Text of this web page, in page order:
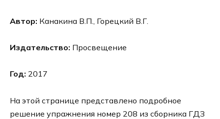
Автор: Канакина В.П., Горецкий В.Г.
Издательство: Просвещение
Год: 2017
На этой странице представлено подробное
решение упражнения номер 208 из сборника ГДЗ